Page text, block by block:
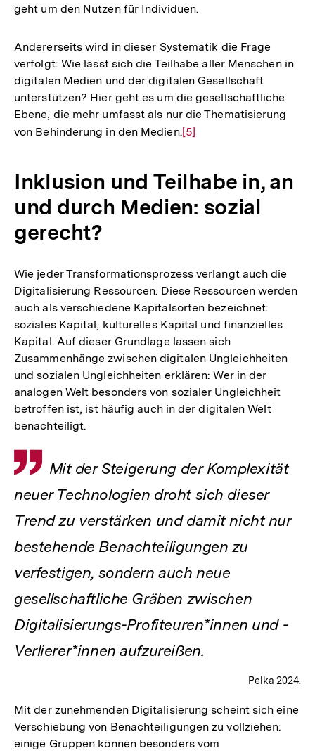
geht um den Nutzen für Individuen.
Andererseits wird in dieser Systematik die Frage
verfolgt: Wie lässt sich die Teilhabe aller Menschen in
digitalen Medien und der digitalen Gesellschaft
unterstützen? Hier geht es um die gesellschaftliche
Ebene, die mehr umfasst als nur die Thematisierung
von Behinderung in den Medien.Zur
Fußnote
[5]
Inklusion und Teilhabe in, an
und durch Medien: sozial
gerecht?
Wie jeder Transformationsprozess verlangt auch die
Digitalisierung Ressourcen. Diese Ressourcen werden
auch als verschiedene Kapitalsorten bezeichnet:
soziales Kapital, kulturelles Kapital und finanzielles
Kapital. Auf dieser Grundlage lassen sich
Zusammenhänge zwischen digitalen Ungleichheiten
und sozialen Ungleichheiten erklären: Wer in der
analogen Welt besonders von sozialer Ungleichheit
betroffen ist, ist häufig auch in der digitalen Welt
benachteiligt.
Zitat
Mit der Steigerung der Komplexität
neuer Technologien droht sich dieser
Trend zu verstärken und damit nicht nur
bestehende Benachteiligungen zu
verfestigen, sondern auch neue
gesellschaftliche Gräben zwischen
Digitalisierungs-Profiteuren*innen und -
Verlierer*innen aufzureißen.
Pelka 2024.
Mit der zunehmenden Digitalisierung scheint sich eine
Verschiebung von Benachteiligungen zu vollziehen:
einige Gruppen können besonders vom